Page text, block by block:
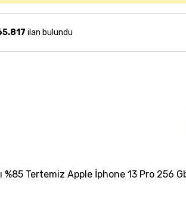
ilan bulundu
%85 Tertemiz Apple İphone 13 Pro 256